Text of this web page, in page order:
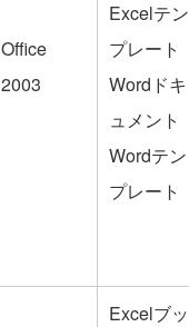
Office
2003
Excelテン
プレート
Wordドキ
ュメント
Wordテン
プレート
Excelブッ